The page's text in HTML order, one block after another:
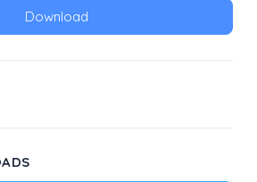
Download